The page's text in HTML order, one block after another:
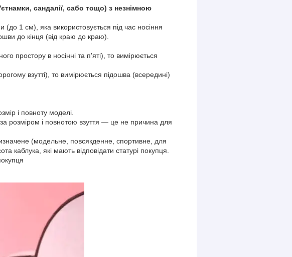
сандалії, сабо тощо) з незнімною
(до 1 см), яка використовується під час носіння
до кінця (від краю до краю).
простору в носінні та п'яті), то вимірюється
взутті), то вимірюється підошва (всередині)
і повноту моделі.
розміром і повнотою взуття — це не причина для
(модельне, повсякденне, спортивне, для
які мають відповідати статурі покупця.